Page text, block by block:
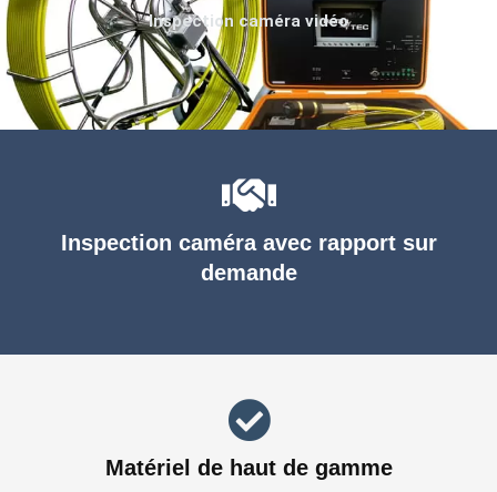
Inspection caméra avec rapport sur
demande
Matériel de haut de gamme
Inspection caméra vidéo